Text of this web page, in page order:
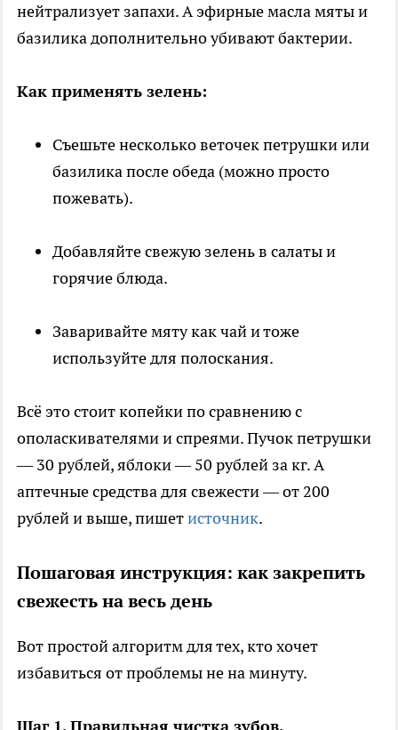
нейтрализует запахи. А эфирные масла мяты и
базилика дополнительно убивают бактерии.
Как применять зелень:
Съешьте несколько веточек петрушки или
базилика после обеда (можно просто
пожевать).
Добавляйте свежую зелень в салаты и
горячие блюда.
Заваривайте мяту как чай и тоже
используйте для полоскания.
Всё это стоит копейки по сравнению с
ополаскивателями и спреями. Пучок петрушки
— 30 рублей, яблоки — 50 рублей за кг. А
аптечные средства для свежести — от 200
рублей и выше, пишетисточник.
Пошаговая инструкция: как закрепить
свежесть на весь день
Вот простой алгоритм для тех, кто хочет
избавиться от проблемы не на минуту.